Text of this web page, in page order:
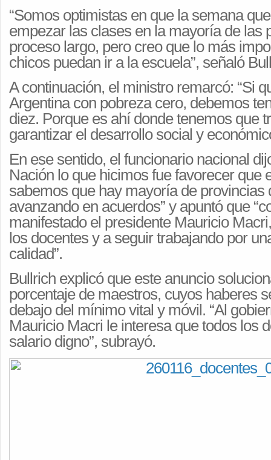
“Somos optimistas en que la semana
empezar las clases en la mayoría de las
proceso largo, pero creo que lo más
chicos puedan ir a la escuela”, señaló
A continuación, el ministro remarcó: “Si
Argentina con pobreza cero, debemos
diez. Porque es ahí donde tenemos que
garantizar el desarrollo social y
En ese sentido, el funcionario nacional
Nación lo que hicimos fue favorecer que
sabemos que hay mayoría de provincias
avanzando en acuerdos” y apuntó que
manifestado el presidente Mauricio
los docentes y a seguir trabajando por
calidad”.
Bullrich explicó que este anuncio
porcentaje de maestros, cuyos haberes
debajo del mínimo vital y móvil. “Al
Mauricio Macri le interesa que todos los
salario digno”, subrayó.